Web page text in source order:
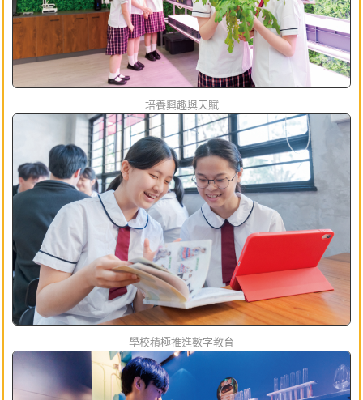
培養興趣與天賦
學校積極推進數字教育